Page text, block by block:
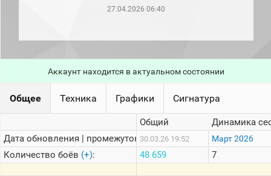
месяц)
(за
последние
сессии)
Топ
1000
Кланы
27.04.2026 06:40
Аккаунт находится в актуальном состоянии
Общее Техника Графики Сигнатура
Дата обновления | промежуток:
Количество боёв (+):
Общий
30.03.26 19:52
48 659
Динамика
Март 2026
7